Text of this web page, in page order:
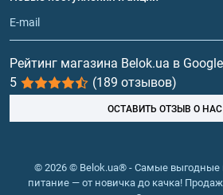
Гейнеры
Витамины и минералы
Рыбий жир, жирные кислоты
Рейтинг магазина Belok.ua в Google
5
(189 отзывов)
ОСТАВИТЬ ОТЗЫВ О НАС
© 2026 © Belok.ua® - Самые выгодные
питание — от новичка до качка!